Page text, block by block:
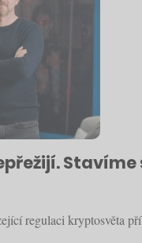
regulaci kryptosvěta